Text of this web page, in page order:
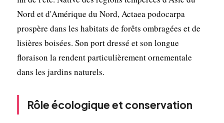
Nord et d'Amérique du Nord, Actaea podocarpa
prospère dans les habitats de forêts ombragées et de
lisières boisées. Son port dressé et son longue
floraison la rendent particulièrement ornementale
dans les jardins naturels.
Rôle écologique et conservation